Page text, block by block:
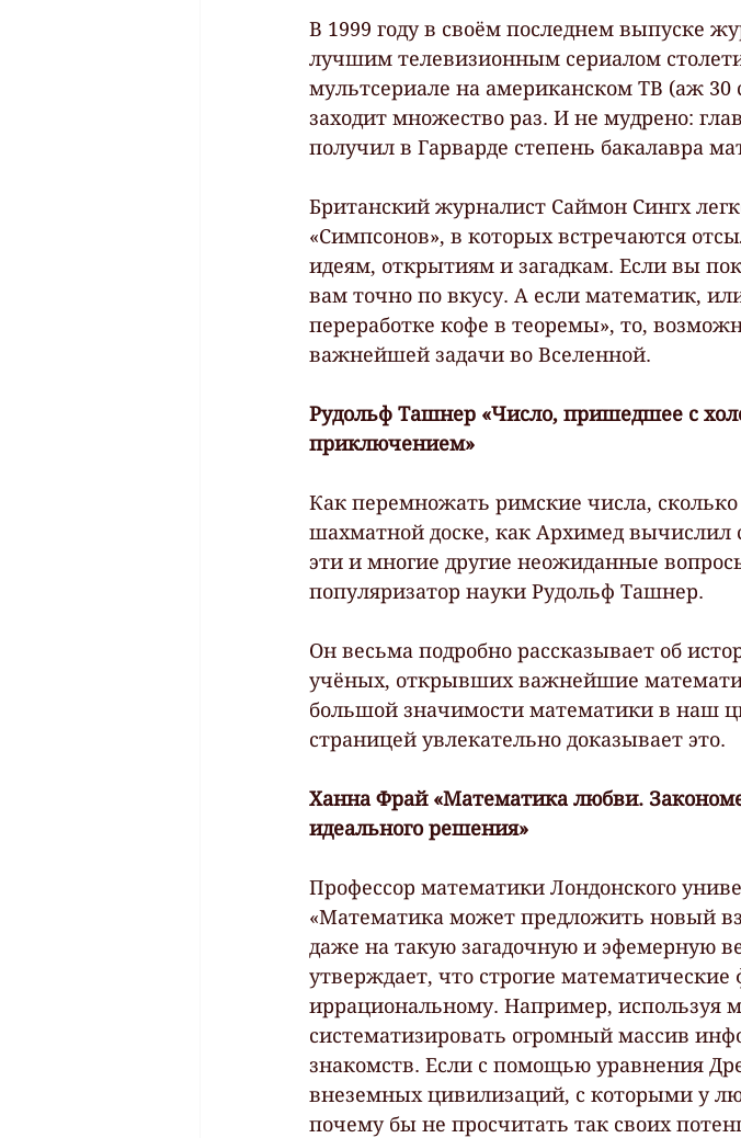
В 1999 году в своём последнем выпуске
лучшим телевизионным сериалом
мультсериале на американском ТВ (аж 30
заходит множество раз. И не мудрено:
получил в Гарварде степень бакалавра
Британский журналист Саймон Сингх
«Симпсонов», в которых встречаются
идеям, открытиям и загадкам. Если вы
вам точно по вкусу. А если математик,
переработке кофе в теоремы», то,
важнейшей задачи во Вселенной.
Рудольф Ташнер «Число, пришедшее с
приключением»
Как перемножать римские числа,
шахматной доске, как Архимед
эти и многие другие неожиданные
популяризатор науки Рудольф Ташнер.
Он весьма подробно рассказывает об
учёных, открывших важнейшие
большой значимости математики в наш
страницей увлекательно доказывает это.
Ханна Фрай «Математика любви.
идеального решения»
Профессор математики Лондонского
«Математика может предложить новый
даже на такую загадочную и эфемерную
утверждает, что строгие
иррациональному. Например, используя
систематизировать огромный массив
знакомств. Если с помощью уравнения
внеземных цивилизаций, с которыми у
почему бы не просчитать так своих